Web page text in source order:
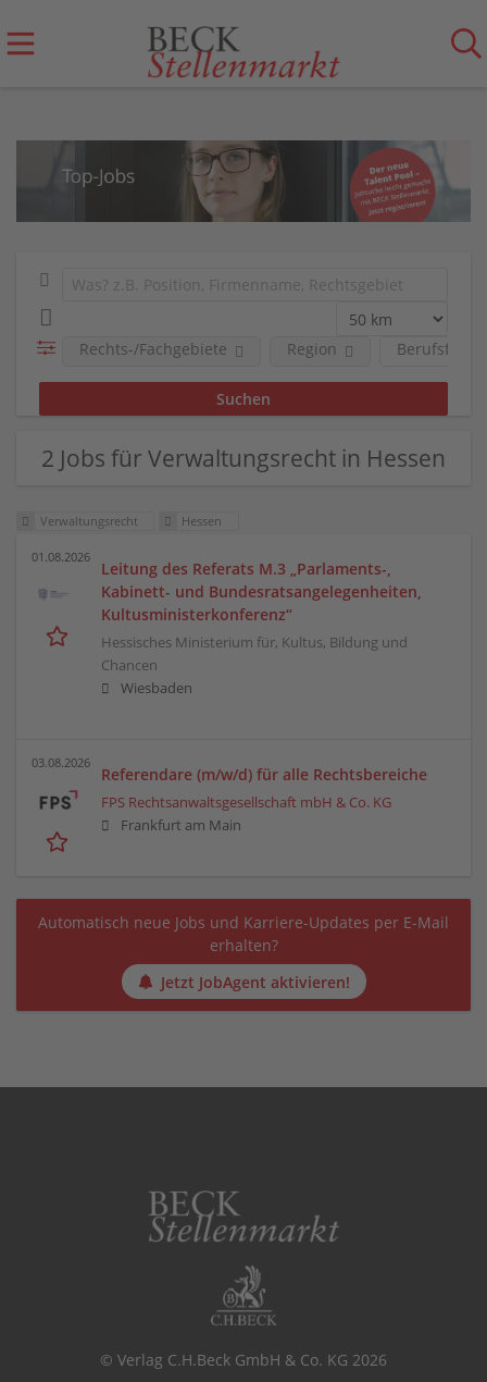
Berufsfeld
Rechts-/Fachgebiete Region
2 Jobs für Verwaltungsrecht in Hessen
Verwaltungsrecht Hessen
01.08.2026
Leitung des Referats M.3 „Parlaments-,
Kabinett- und Bundesratsangelegenheiten,
Kultusministerkonferenz“
Hessisches Ministerium für, Kultus, Bildung und
Chancen
Wiesbaden
03.08.2026
Referendare (m/w/d) für alle Rechtsbereiche
FPS Rechtsanwaltsgesellschaft mbH & Co. KG
Frankfurt am Main
Automatisch neue Jobs und Karriere-Updates per E-Mail
erhalten?
Jetzt JobAgent aktivieren!
© Verlag C.H.Beck GmbH & Co. KG 2026